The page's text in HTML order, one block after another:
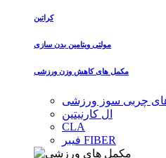
کراتین
مولتی ویتامین بدن سازی
مکمل های کاهش وزن ورزشی
ال کارنیتین
CLA
فیبر FIBER